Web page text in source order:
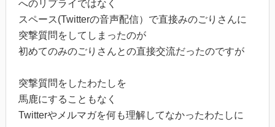
へのリプライではなく
スペース(Twitterの音声配信）で直接みのごりさんに
突撃質問をしてしまったのが
初めてのみのごりさんとの直接交流だったのですが
突撃質問をしたわたしを
馬鹿にすることもなく
Twitterやメルマガを何も理解してなかったわたしに